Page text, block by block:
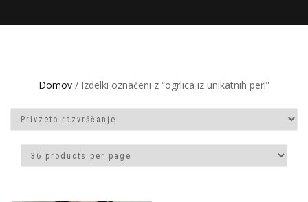
Domov / Izdelki označeni z “ogrlica iz unikatnih perl”